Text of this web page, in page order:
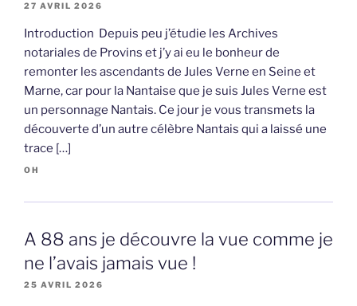
27 AVRIL 2026
Introduction Depuis peu j’étudie les Archives
notariales de Provins et j’y ai eu le bonheur de
remonter les ascendants de Jules Verne en Seine et
Marne, car pour la Nantaise que je suis Jules Verne est
un personnage Nantais. Ce jour je vous transmets la
découverte d’un autre célèbre Nantais qui a laissé une
trace […]
OH
A 88 ans je découvre la vue comme je
ne l’avais jamais vue !
25 AVRIL 2026